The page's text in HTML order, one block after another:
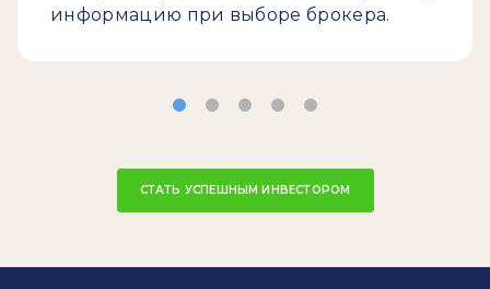
информацию при выборе брокера.
СТАТЬ УСПЕШНЫМ ИНВЕСТОРОМ